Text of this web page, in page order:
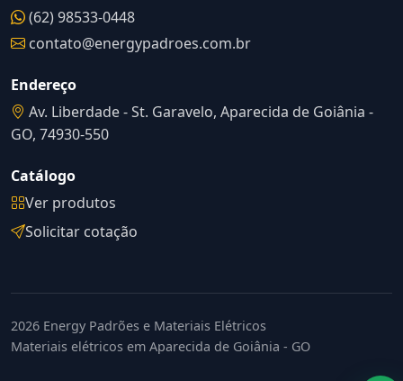
(62) 98533-0448
contato@energypadroes.com.br
Endereço
Av. Liberdade - St. Garavelo, Aparecida de Goiânia -
GO, 74930-550
Catálogo
Ver produtos
Solicitar cotação
2026 Energy Padrões e Materiais Elétricos
Materiais elétricos em Aparecida de Goiânia - GO